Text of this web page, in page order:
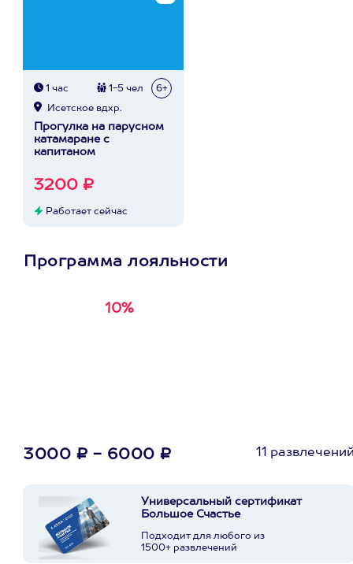
1 час 1-5 чел 6+
Исетское вдхр.
Прогулка на парусном
катамаране с
капитаном
3200 ₽
Работает сейчас
Программа лояльности
10%
3000 ₽ - 6000 ₽ 11
Универсальный сертификат
Большое Счастье
Подходит для любого из
1500+ развлечений